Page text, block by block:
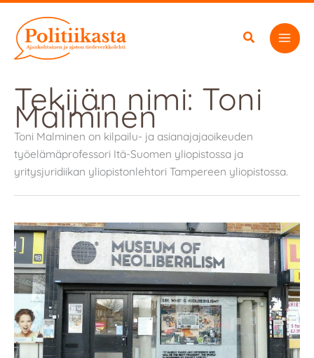
sisältöön
Tekijän nimi: Toni
Malminen
Toni Malminen on kilpailu- ja asianajajaoikeuden
työelämäprofessori Itä-Suomen yliopistossa ja
yritysjuridiikan yliopistonlehtori Tampereen yliopistossa.